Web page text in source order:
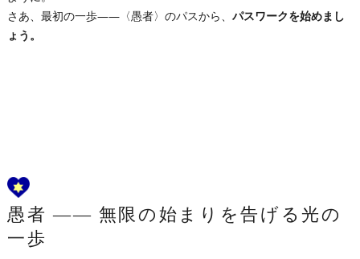
さあ、最初の一歩――〈愚者〉のパスから、 パスワークを始めまし
ょう。
愚者 ―― 無限の始まりを告げる光の
一歩